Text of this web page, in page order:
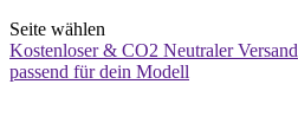
Seite wählen
Kostenloser & CO2 Neutraler Versand
passend für dein Modell